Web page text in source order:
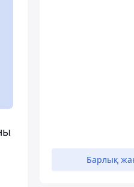
Барлық